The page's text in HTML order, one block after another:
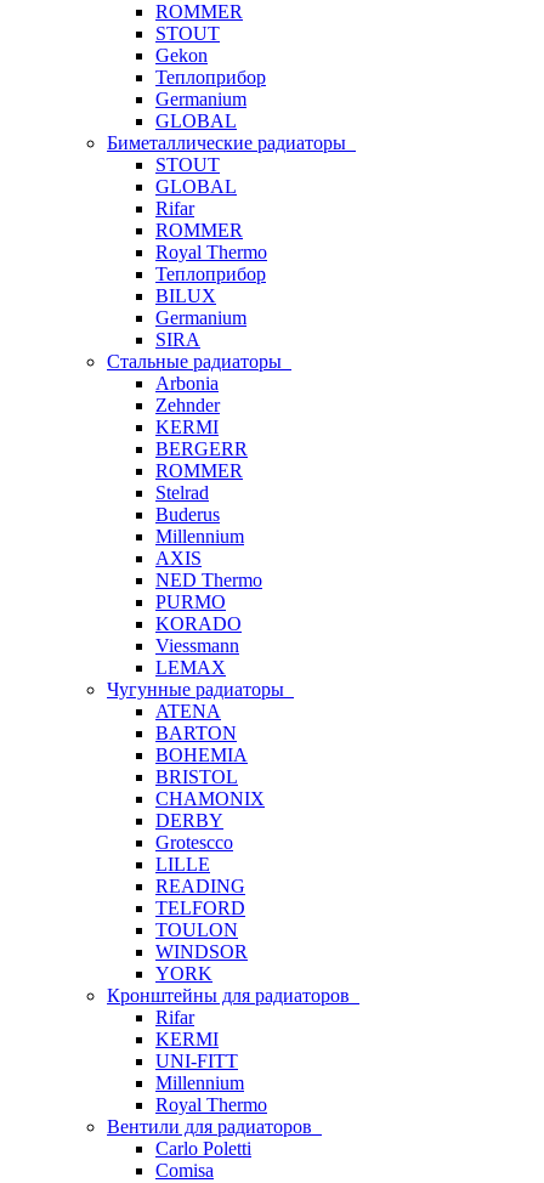
ROMMER
STOUT
Gekon
Теплоприбор
Germanium
GLOBAL
Биметаллические радиаторы
STOUT
GLOBAL
Rifar
ROMMER
Royal Thermo
Теплоприбор
BILUX
Germanium
SIRA
Стальные радиаторы
Arbonia
Zehnder
KERMI
BERGERR
ROMMER
Stelrad
Buderus
Millennium
AXIS
NED Thermo
PURMO
KORADO
Viessmann
LEMAX
Чугунные радиаторы
ATENA
BARTON
BOHEMIA
BRISTOL
CHAMONIX
DERBY
Grotescco
LILLE
READING
TELFORD
TOULON
WINDSOR
YORK
Кронштейны для радиаторов
Rifar
KERMI
UNI-FITT
Millennium
Royal Thermo
Вентили для радиаторов
Carlo Poletti
Comisa